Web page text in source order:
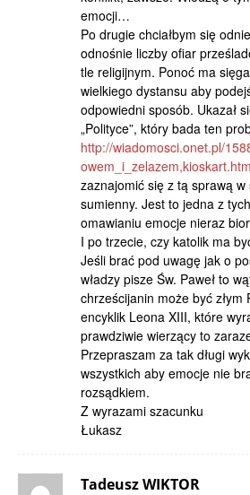
emocji…
Po drugie chciałbym się
odnośnie liczby ofiar
tle religijnym. Ponoć ma
wielkiego dystansu aby
odpowiedni sposób. Ukazał
„Polityce”, który bada ten
http://wiadomosci.onet.pl/
zaznajomić się z tą sprawą
sumienny. Jest to jedna z
omawianiu emocje nieraz
I po trzecie, czy katolik ma
Jeśli brać pod uwagę jak o
władzy pisze Św. Paweł to
chrześcijanin może być złym
encyklik Leona XIII, które
prawdziwie wierzący to
Przepraszam za tak długi
wszystkich aby emocje nie
rozsądkiem.
Z wyrazami szacunku
Łukasz
Tadeusz WIKTOR